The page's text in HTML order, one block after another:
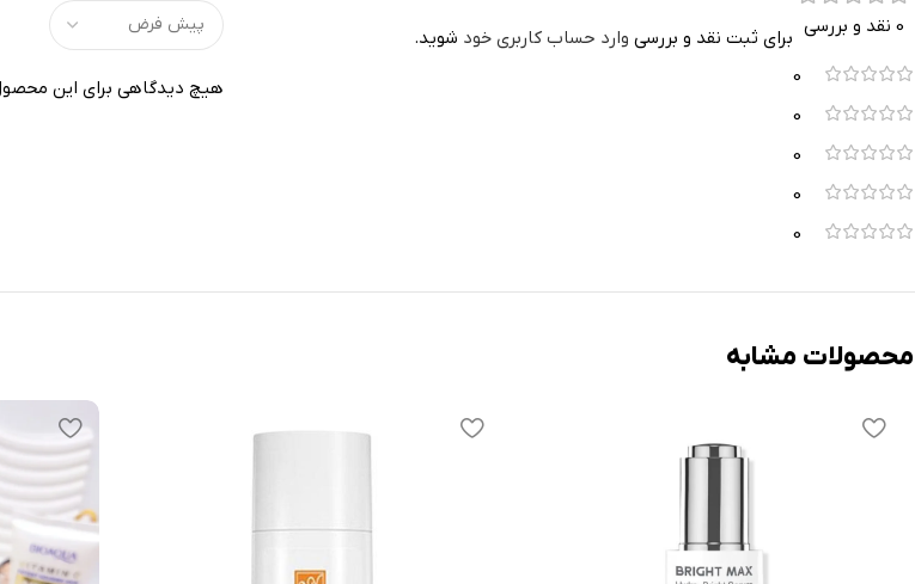
0 نقد و بررسی
0
0
0
0
0
هیچ دیدگاهی برای این
برای ثبت نقد و بررسی وارد حساب کاربری خود شوید.
محصولات مشابه